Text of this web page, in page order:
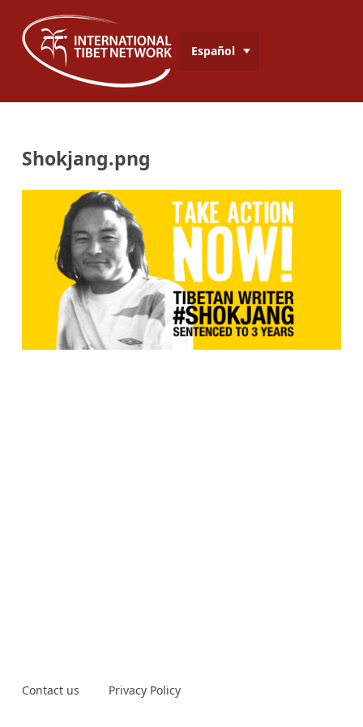
Español
Shokjang.png
Contact us Privacy Policy